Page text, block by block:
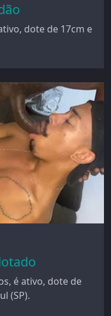
dote de 17cm e
é ativo, dote de
(SP).